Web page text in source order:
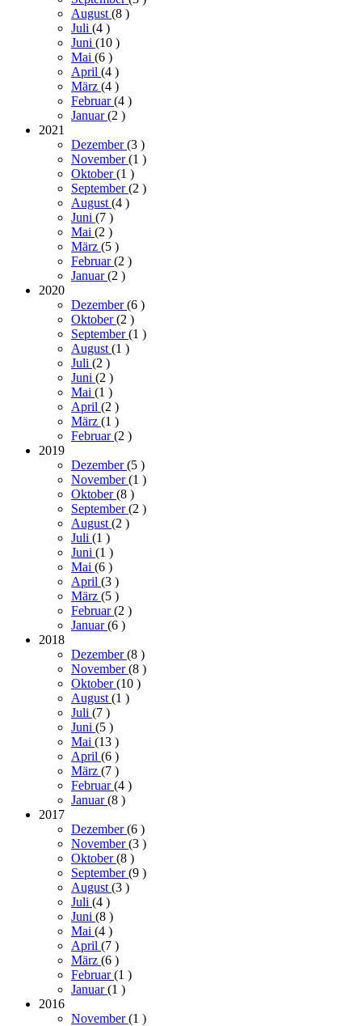
August (8 )
Juli (4 )
Juni (10 )
Mai (6 )
April (4 )
März (4 )
Februar(4 )
Januar(2 )
2021
Dezember(3 )
November(1 )
Oktober(1 )
September(2 )
August (4 )
Juni (7 )
Mai (2 )
März (5 )
Februar(2 )
Januar(2 )
2020
Dezember(6 )
Oktober(2 )
September(1 )
August (1 )
Juli (2 )
Juni (2 )
Mai (1 )
April (2 )
März (1 )
Februar(2 )
2019
Dezember(5 )
November(1 )
Oktober(8 )
September(2 )
August (2 )
Juli (1 )
Juni (1 )
Mai (6 )
April (3 )
März (5 )
Februar(2 )
Januar(6 )
2018
Dezember(8 )
November(8 )
Oktober(10 )
August (1 )
Juli (7 )
Juni (5 )
Mai (13 )
April (6 )
März (7 )
Februar(4 )
Januar(8 )
2017
Dezember(6 )
November(3 )
Oktober(8 )
September(9 )
August (3 )
Juli (4 )
Juni (8 )
Mai (4 )
April (7 )
März (6 )
Februar(1 )
Januar(1 )
2016
November(1 )